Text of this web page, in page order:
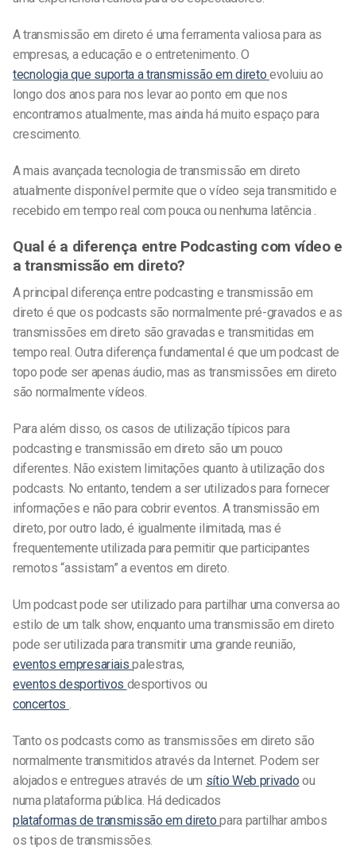
A transmissão em direto é uma ferramenta valiosa para as
empresas, a educação e o entretenimento. O
tecnologia que suporta a transmissão em direto evoluiu ao
longo dos anos para nos levar ao ponto em que nos
encontramos atualmente, mas ainda há muito espaço para
crescimento.
A mais avançada tecnologia de transmissão em direto
atualmente disponível permite que o vídeo seja transmitido e
recebido em tempo real com pouca ou nenhuma latência .
Qual é a diferença entre Podcasting com vídeo e
a transmissão em direto?
A principal diferença entre podcasting e transmissão em
direto é que os podcasts são normalmente pré-gravados e as
transmissões em direto são gravadas e transmitidas em
tempo real.Outra diferença fundamental é que um podcast de
topo pode ser apenas áudio, mas as transmissões em direto
são normalmente vídeos.
Para além disso, os casos de utilização típicos para
podcasting e transmissão em direto são um pouco
diferentes. Não existem limitações quanto à utilização dos
podcasts. No entanto, tendem a ser utilizados para fornecer
informações e não para cobrir eventos. A transmissão em
direto, por outro lado, é igualmente ilimitada, mas é
frequentemente utilizada para permitir que participantes
remotos “assistam” a eventos em direto.
Um podcast pode ser utilizado para partilhar uma conversa ao
estilo de um talk show, enquanto uma transmissão em direto
pode ser utilizada para transmitir uma grande reunião,
eventos empresariais palestras,
eventos desportivos desportivos ou
concertos .
Tanto os podcasts como as transmissões em direto são
normalmente transmitidos através da Internet. Podem ser
alojados e entregues através de um sítio Web privado ou
numa plataforma pública. Há dedicados
plataformas de transmissão em direto para partilhar ambos
os tipos de transmissões.